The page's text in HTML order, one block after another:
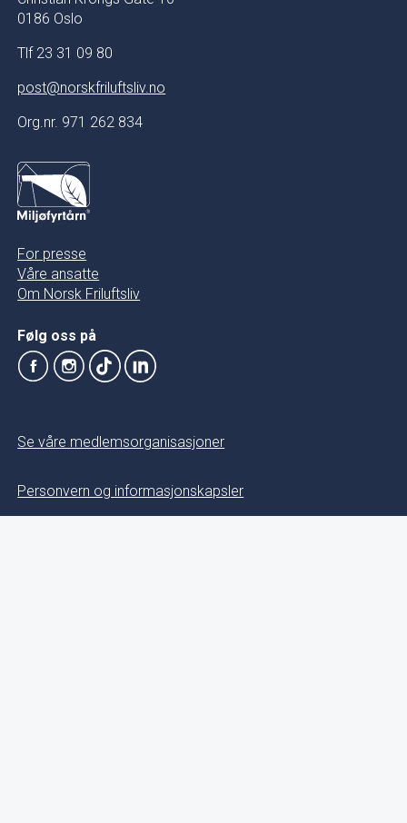
0186 Oslo
Tlf 23 31 09 80
post@norskfriluftsliv.no
Org.nr. 971 262 834
For presse
Våre ansatte
Om Norsk Friluftsliv
Følg oss på
Se våre medlemsorganisasjoner
Personvern og informasjonskapsler